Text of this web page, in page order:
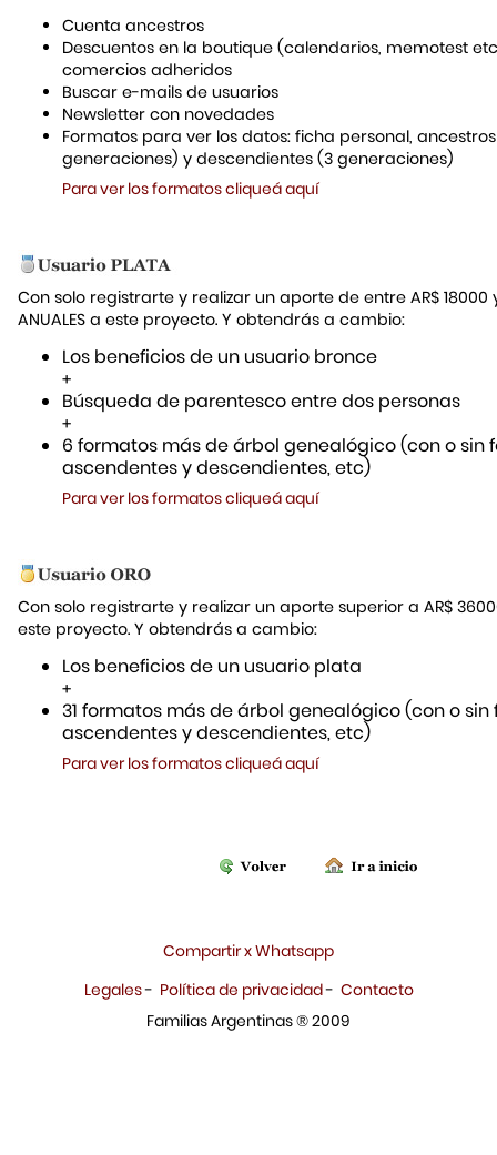
Cuenta ancestros
Descuentos en la boutique (calendarios, memotest
comercios adheridos
Buscar e-mails de usuarios
Newsletter con novedades
Formatos para ver los datos: ficha personal,
generaciones) y descendientes (3 generaciones)
Para ver los formatos cliqueá aquí
Con solo registrarte y realizar un aporte de entre AR$ 18000
ANUALES a este proyecto. Y obtendrás a cambio:
Los beneficios de un usuario bronce
+
Búsqueda de parentesco entre dos personas
+
6 formatos más de árbol genealógico (con o sin
ascendentes y descendientes, etc)
Para ver los formatos cliqueá aquí
Con solo registrarte y realizar un aporte superior a AR$
este proyecto. Y obtendrás a cambio:
Los beneficios de un usuario plata
+
31 formatos más de árbol genealógico (con o sin
ascendentes y descendientes, etc)
Para ver los formatos cliqueá aquí
Compartir x Whatsapp
Legales- Política de privacidad- Contacto
Familias Argentinas ® 2009